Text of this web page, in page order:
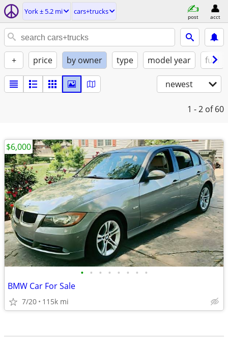
York ± 5.2 mi cars+trucks
post acct
+ price by owner type model year fuel
newest
1 - 2 of 60
• • • • • • • •
BMW Car For Sale
7/20 115k mi
$6,000